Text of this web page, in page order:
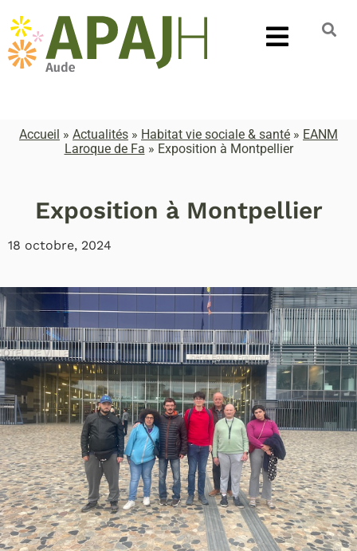
Accueil » Actualités » Habitat vie sociale & santé » EANM
Laroque de Fa » Exposition à Montpellier
Exposition à Montpellier
18 octobre, 2024